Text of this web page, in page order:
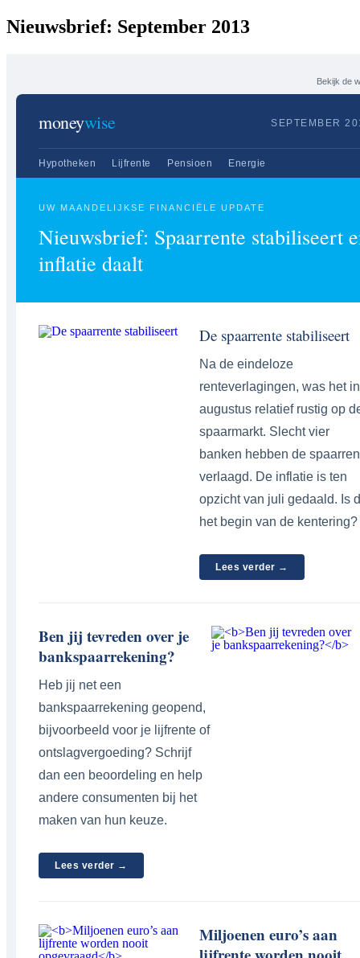
Nieuwsbrief: September 2013
Bekijk de
moneywise SEPTEMBER
Hypotheken Lijfrente Pensioen Energie
UW MAANDELIJKSE FINANCIËLE UPDATE
Nieuwsbrief: Spaarrente stabiliseert
inflatie daalt
De spaarrente stabiliseert
Na de eindeloze
renteverlagingen, was het in
augustus relatief rustig op
spaarmarkt. Slecht vier
banken hebben de
verlaagd. De inflatie is ten
opzicht van juli gedaald. Is
het begin van de kentering?
Lees verder →
Ben jij tevreden over je
bankspaarrekening?
Heb jij net een
bankspaarrekening geopend,
bijvoorbeeld voor je lijfrente of
ontslagvergoeding? Schrijf
dan een beoordeling en help
andere consumenten bij het
maken van hun keuze.
Lees verder →
Miljoenen euro’s aan